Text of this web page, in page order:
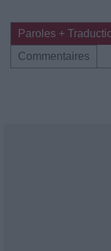
Paroles +
Commentaires